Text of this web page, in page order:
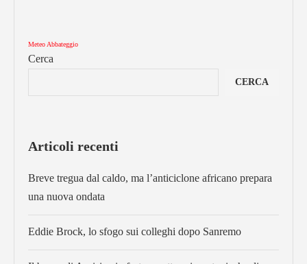
Meteo Abbateggio
Cerca
CERCA
Articoli recenti
Breve tregua dal caldo, ma l’anticiclone africano prepara
una nuova ondata
Eddie Brock, lo sfogo sui colleghi dopo Sanremo